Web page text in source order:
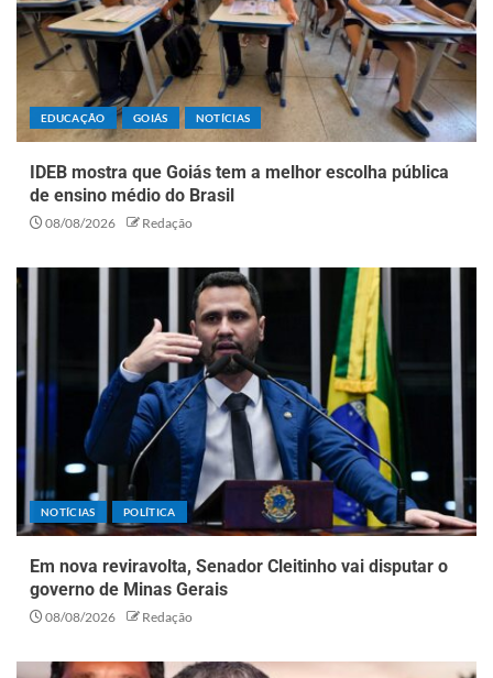
EDUCAÇÃO GOIÁS NOTÍCIAS
IDEB mostra que Goiás tem a melhor escolha pública
de ensino médio do Brasil
08/08/2026 Redação
NOTÍCIAS POLÍTICA
Em nova reviravolta, Senador Cleitinho vai disputar o
governo de Minas Gerais
08/08/2026 Redação